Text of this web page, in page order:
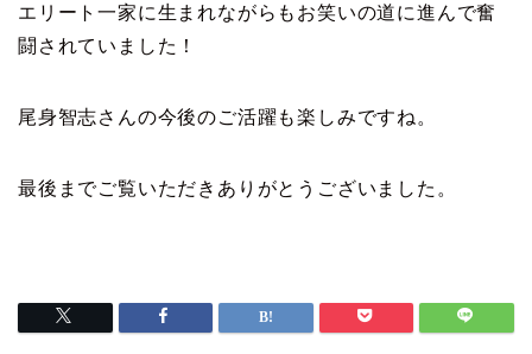
エリート一家に生まれながらもお笑いの道に進んで奮
闘されていました！
尾身智志さんの今後のご活躍も楽しみですね。
最後までご覧いただきありがとうございました。